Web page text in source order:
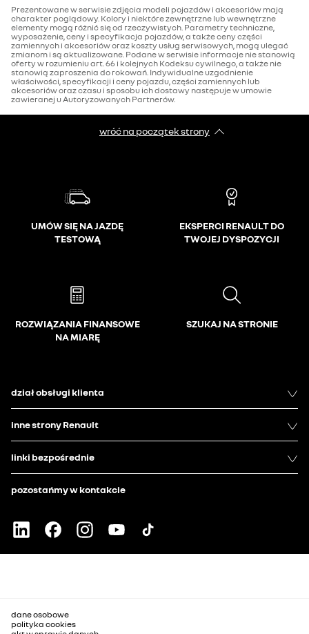
Prezentowane w serwisie zdjęcia modeli pojazdów i akcesoriów mają
charakter poglądowy. Kolory i niektóre zewnętrzne lub wewnętrzne
elementy mogą różnić się od rzeczywistych. Parametry techniczne,
wyposażenie, ceny i specyfikacja pojazdów, a także ceny części
zamiennych i akcesoriów oraz koszty usług serwisowych, mogą ulegać
zmianom i są aktualizowane. Podane w serwisie informacje nie stanowią
oferty w rozumieniu art. 66 i kolejnych Kodeksu cywilnego, a także nie
stanowią zaproszenia do rokowań. Indywidualne uzgodnienie
właściwości, specyfikacji i ceny pojazdu, części zamiennych lub
akcesoriów oraz czasu i sposobu ich dostawy następuje w umowie
zawieranej u Autoryzowanych Partnerów.
wróć na początek strony
UMÓW SIĘ NA JAZDĘ
TESTOWĄ
EKSPERCI RENAULT DO
TWOJEJ DYSPOZYCJI
ROZWIĄZANIA FINANSOWE
NA MIARĘ
SZUKAJ NA STRONIE
dział obsługi klienta
inne strony Renault
linki bezpośrednie
pozostańmy w kontakcie
dane osobowe
polityka cookies